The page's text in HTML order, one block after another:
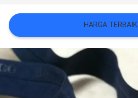
VR
SHOW
HARGA TERBAIK